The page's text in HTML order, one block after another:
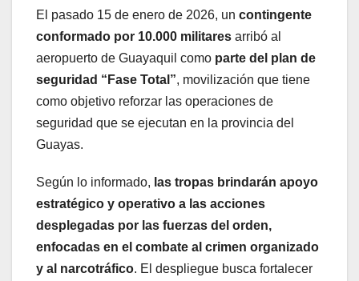
El pasado 15 de enero de 2026, un contingente
conformado por 10.000 militares arribó al
aeropuerto de Guayaquil como parte del plan de
seguridad “Fase Total”, movilización que tiene
como objetivo reforzar las operaciones de
seguridad que se ejecutan en la provincia del
Guayas.
Según lo informado, las tropas brindarán apoyo
estratégico y operativo a las acciones
desplegadas por las fuerzas del orden,
enfocadas en el combate al crimen organizado
y al narcotráfico. El despliegue busca fortalecer